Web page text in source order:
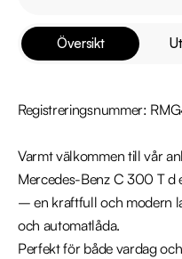
Översikt
Registreringsnummer:
Varmt välkommen till vår
Mercedes-Benz C 300 T d
– en kraftfull och modern
och automatlåda.
Perfekt för både vardag